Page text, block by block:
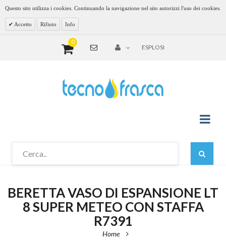
Questo sito utilizza i cookies. Continuando la navigazione nel sito autorizzi l'uso dei cookies.
Accetto Rifiuto Info
0
ESPLOSI
BERETTA VASO DI ESPANSIONE LT
8 SUPER METEO CON STAFFA
R7391
Home